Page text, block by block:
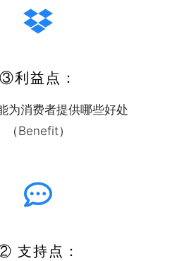
③利益点：
为消费者提供哪些好处
（Benefit）
支持点：